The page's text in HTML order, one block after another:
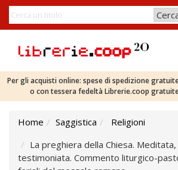
Per gli acquisti online: spese di spedizione
o con tessera fedeltà Librerie.coop
Home Saggistica
Religioni
La preghiera della Chiesa.
testimoniata. Commento liturgico-